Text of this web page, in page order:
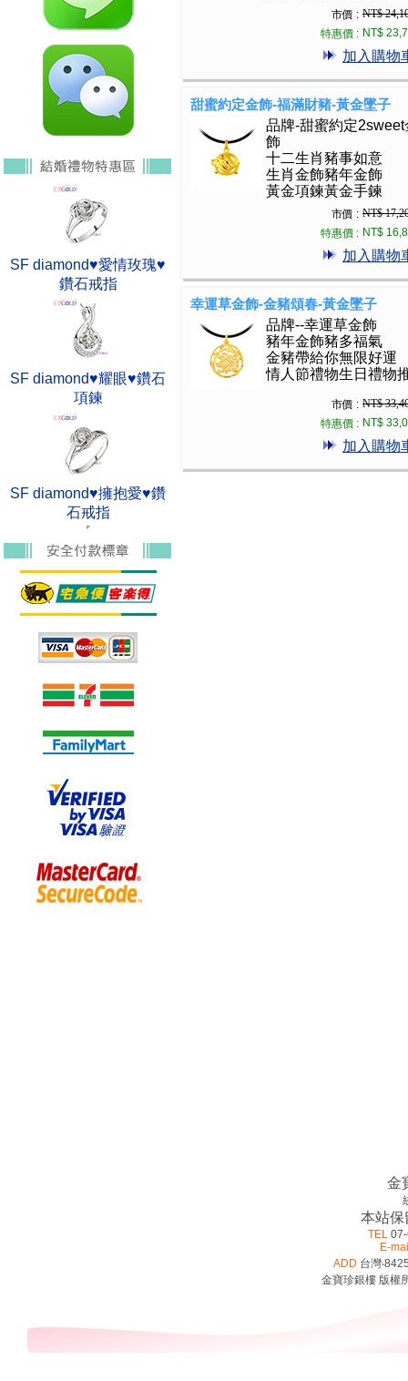
SF diamond♥愛情玫瑰♥
鑽石戒指
SF diamond♥耀眼♥鑽石
項鍊
SF diamond♥擁抱愛♥鑽
石戒指
市價 : NT$
特惠價 : NT$
加入購物
甜蜜約定金飾-福滿財豬-黃金墜子
品牌-甜蜜約定2sweet
飾
十二生肖豬事如意
生肖金飾豬年金飾
黃金項鍊黃金手鍊
市價 : NT$
特惠價 : NT$
加入購物
幸運草金飾-金豬頌春-黃金墜子
品牌--幸運草金飾
豬年金飾豬多福氣
金豬帶給你無限好運
情人節禮物生日禮物
市價 : NT$
特惠價 : NT$
加入購物
金
本站保
TEL
E-
ADD 台灣
金寶珍銀樓 版權